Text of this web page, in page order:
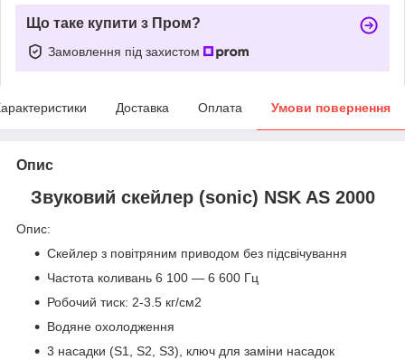
Що таке купити з Пром?
Замовлення під захистом
Доставка Оплата Умови повернення
Опис
Звуковий скейлер (sonic) NSK AS 2000
Опис:
Скейлер з повітряним приводом без підсвічування
Частота коливань 6 100 — 6 600 Гц
Робочий тиск: 2-3.5 кг/см2
Водяне охолодження
3 насадки (S1, S2, S3), ключ для заміни насадок